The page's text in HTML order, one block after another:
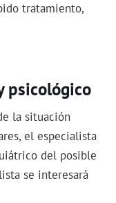
tratamiento,
psicológico
la situación
el especialista
del posible
se interesará